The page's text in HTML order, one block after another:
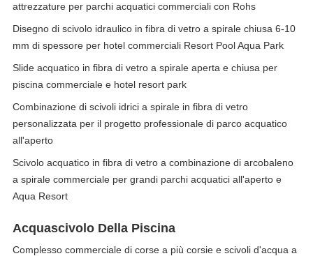
attrezzature per parchi acquatici commerciali con Rohs
Disegno di scivolo idraulico in fibra di vetro a spirale chiusa 6-10
mm di spessore per hotel commerciali Resort Pool Aqua Park
Slide acquatico in fibra di vetro a spirale aperta e chiusa per
piscina commerciale e hotel resort park
Combinazione di scivoli idrici a spirale in fibra di vetro
personalizzata per il progetto professionale di parco acquatico
all'aperto
Scivolo acquatico in fibra di vetro a combinazione di arcobaleno
a spirale commerciale per grandi parchi acquatici all'aperto e
Aqua Resort
Acquascivolo Della Piscina
Complesso commerciale di corse a più corsie e scivoli d'acqua a